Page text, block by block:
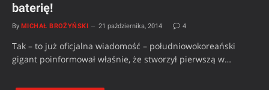
baterię!
By MICHAŁ BROŻYŃSKI 21 października, 2014 4
Tak – to już oficjalna wiadomość – południowokoreański
gigant poinformował właśnie, że stworzył pierwszą w…